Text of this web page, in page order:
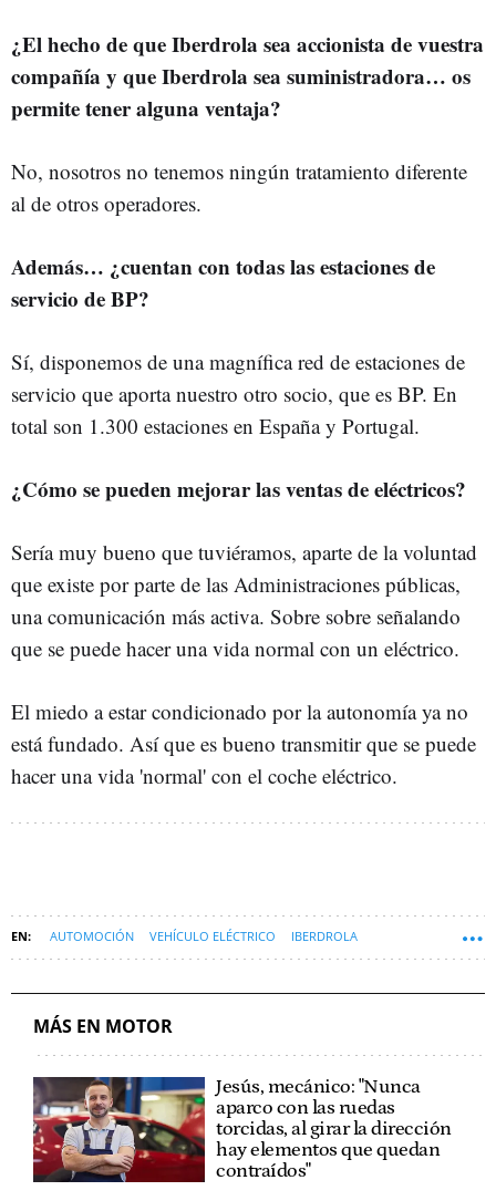
¿El hecho de que Iberdrola sea accionista de vuestra
compañía y que Iberdrola sea suministradora… os
permite tener alguna ventaja?
No, nosotros no tenemos ningún tratamiento diferente
al de otros operadores.
Además… ¿cuentan con todas las estaciones de
servicio de BP?
Sí, disponemos de una magnífica red de estaciones de
servicio que aporta nuestro otro socio, que es BP. En
total son 1.300 estaciones en España y Portugal.
¿Cómo se pueden mejorar las ventas de eléctricos?
Sería muy bueno que tuviéramos, aparte de la voluntad
que existe por parte de las Administraciones públicas,
una comunicación más activa. Sobre sobre señalando
que se puede hacer una vida normal con un eléctrico.
El miedo a estar condicionado por la autonomía ya no
está fundado. Así que es bueno transmitir que se puede
hacer una vida 'normal' con el coche eléctrico.
AUTOMOCIÓN VEHÍCULO ELÉCTRICO IBERDROLA
INDUSTRIA AUTOMOVILÍSTICA
PUNTOS DE RECARGA DE COCHE ELÉCTRICO IBERDROLA BP PULSE
MÁS EN MOTOR
Jesús, mecánico: "Nunca
aparco con las ruedas
torcidas, al girar la dirección
hay elementos que quedan
contraídos"